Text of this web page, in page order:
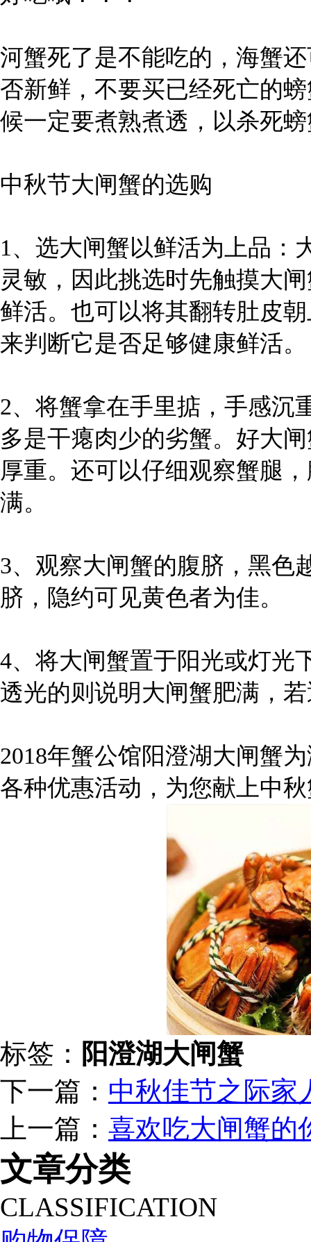
河蟹死了是不能吃的，海蟹
否新鲜，不要买已经死亡的
候一定要煮熟煮透，以杀死
中秋节大闸蟹的选购
1、选大闸蟹以鲜活为上品：
灵敏，因此挑选时先触摸大
鲜活。也可以将其翻转肚皮
来判断它是否足够健康鲜活。
2、将蟹拿在手里掂，手感沉
多是干瘪肉少的劣蟹。好大
厚重。还可以仔细观察蟹腿
满。
3、观察大闸蟹的腹脐，黑色
脐，隐约可见黄色者为佳。
4、将大闸蟹置于阳光或灯光
透光的则说明大闸蟹肥满，
2018年蟹公馆阳澄湖大闸蟹
各种优惠活动，为您献上中
标签： 阳澄湖大闸蟹
下一篇： 中秋佳节之际家
上一篇： 喜欢吃大闸蟹的
文章分类
CLASSIFICATION